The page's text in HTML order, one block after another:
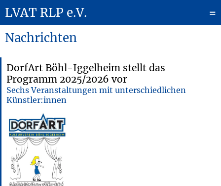
LVAT RLP e.V.
≡
Nachrichten
DorfArt Böhl-Iggelheim stellt das
Programm 2025/2026 vor
Sechs Veranstaltungen mit unterschiedlichen
Künstler:innen